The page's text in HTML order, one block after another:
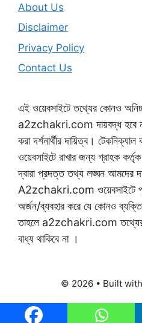
About Us
Disclaimer
Privacy Policy
Contact Us
এই ওয়েবসাইটে তথ্যের কোনও
a2zchakri.com দায়বদ্ধ হবে
করা দর্শনার্থীর দায়িত্ব।
ওয়েবসাইটে রাখার জন্য গ্রাহক
দ্বারা প্রদত্ত তথ্য লঙ্ঘন আমদের
A2zchakri.com ওয়েবসাইটে
অর্জন/ব্যবহার করে যে কোনও
তাহলে a2zchakri.com তথ্যের
বাধ্য থাকিবে না ।
© 2026 • Built with